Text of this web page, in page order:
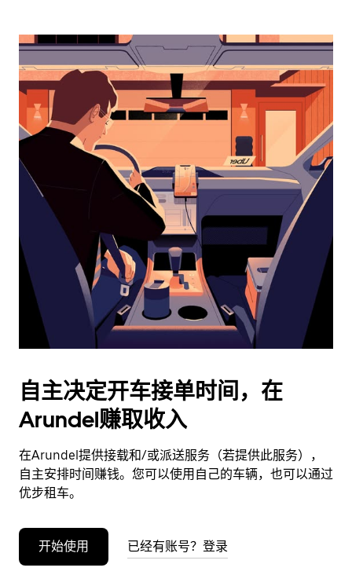
头
浏
日
并
期。
按
退
闭
日
历。
自主决定开车接单时间，在
Arundel赚取收入
在Arundel提供接载和/或派送服务（若提供此服务），
自主安排时间赚钱。您可以使用自己的车辆，也可以通过
优步租车。
开始使用 已经有账号？登录